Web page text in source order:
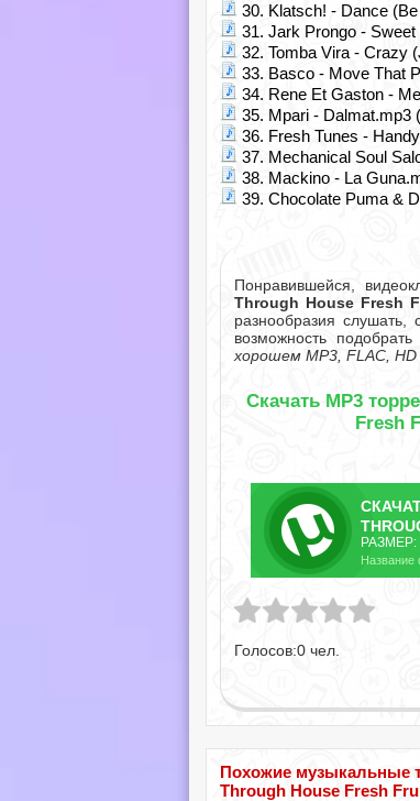
30. Klatsch! - Dance
31. Jark Prongo -
32. Tomba Vira - Crazy
33. Basco - Move That
34. Rene Et Gaston -
35. Mpari - Dalmat.mp3
36. Fresh Tunes -
37. Mechanical Soul
38. Mackino - La
39. Chocolate Puma &
Понравившейся,
Through House Fresh
разнообразия
возможность
хорошем MP3, FLAC, HD
Скачать MP3
Fresh
РАЗМЕР:
Голосов:0 чел.
Похожие музыкальные
Through House Fresh